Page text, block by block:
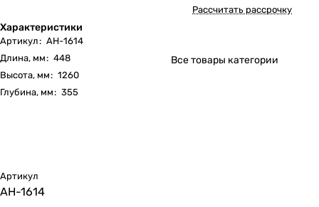
Характеристики
Артикул: АН-1614
Длина, мм: 448
Высота, мм: 1260
Глубина, мм: 355
Рассчитать рассрочку
Все товары категории
Артикул
АН-1614